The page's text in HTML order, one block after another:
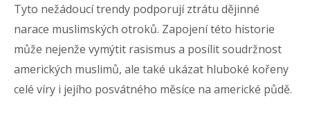
Tyto nežádoucí trendy podporují ztrátu dějinné
narace muslimských otroků. Zapojení této historie
může nejenže vymýtit rasismus a posílit soudržnost
amerických muslimů, ale také ukázat hluboké kořeny
celé víry i jejího posvátného měsíce na americké půdě.